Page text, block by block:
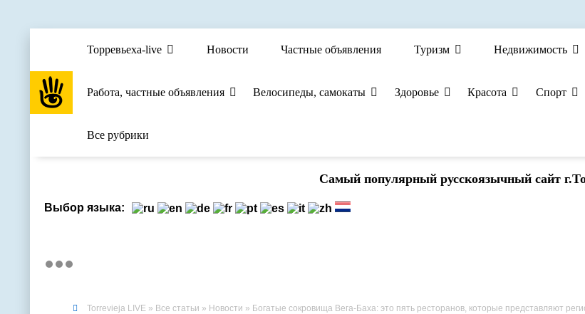
Торревьеха-live Новости Частные объявления Туризм Недвижимость
Работа, частные объявления Велосипеды, самокаты Здоровье Красота Спорт
Все рубрики
Cамый популярный русскоязычный сайт
Выбор языка:
Torrevieja LIVE » Все статьи » Новости » Богатые сокровища Вега-Баха: это пять ресторанов, которые представляют